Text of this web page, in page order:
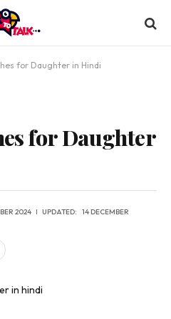
for Daughter in Hindi
for Daughter
2024 UPDATED: 14 DECEMBER